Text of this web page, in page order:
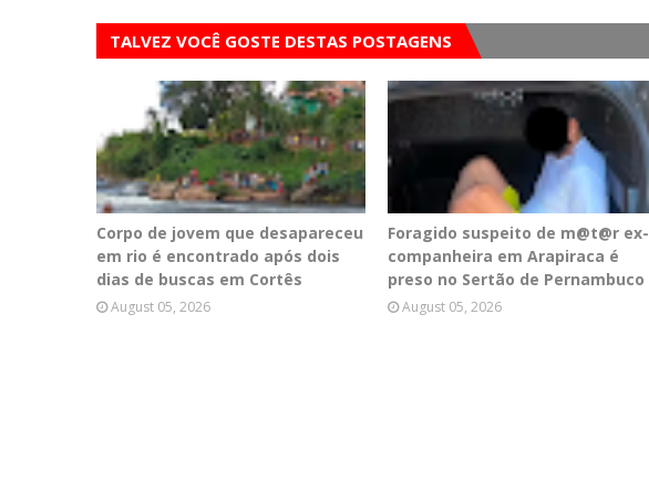
TALVEZ VOCÊ GOSTE DESTAS POSTAGENS
Corpo de jovem que desapareceu
em rio é encontrado após dois
dias de buscas em Cortês
August 05, 2026
Foragido suspeito de m@t@r ex-
companheira em Arapiraca é
preso no Sertão de Pernambuco
August 05, 2026